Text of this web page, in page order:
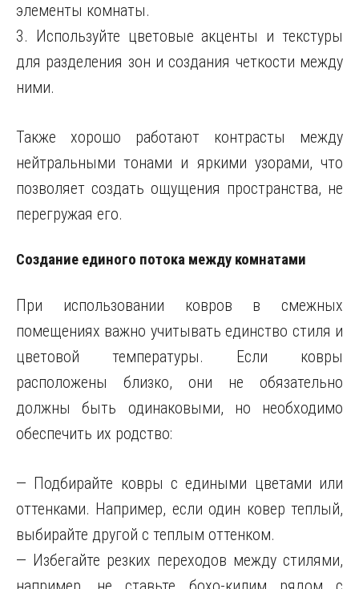
элементы комнаты.
3. Используйте цветовые акценты и текстуры
для разделения зон и создания четкости между
ними.
Также хорошо работают контрасты между
нейтральными тонами и яркими узорами, что
позволяет создать ощущения пространства, не
перегружая его.
Создание единого потока между комнатами
При использовании ковров в смежных
помещениях важно учитывать единство стиля и
цветовой температуры. Если ковры
расположены близко, они не обязательно
должны быть одинаковыми, но необходимо
обеспечить их родство:
— Подбирайте ковры с едиными цветами или
оттенками. Например, если один ковер теплый,
выбирайте другой с теплым оттенком.
— Избегайте резких переходов между стилями,